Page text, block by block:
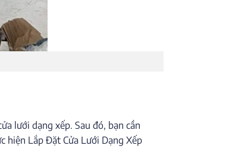
lưới dạng xếp. Sau đó, bạn cần
hiện Lắp Đặt Cửa Lưới Dạng Xếp